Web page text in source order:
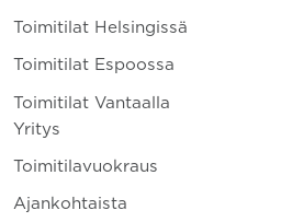
Toimitilat Helsingissä
Toimitilat Espoossa
Toimitilat Vantaalla
Yritys
Toimitilavuokraus
Ajankohtaista